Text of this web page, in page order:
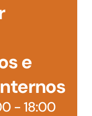
e
- 18:00